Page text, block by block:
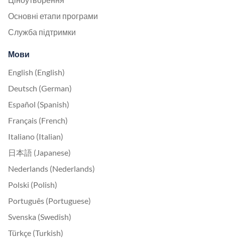
Основні етапи програми
Служба підтримки
Мови
English (English)
Deutsch (German)
Español (Spanish)
Français (French)
Italiano (Italian)
日本語 (Japanese)
Nederlands (Nederlands)
Polski (Polish)
Português (Portuguese)
Svenska (Swedish)
Türkçe (Turkish)